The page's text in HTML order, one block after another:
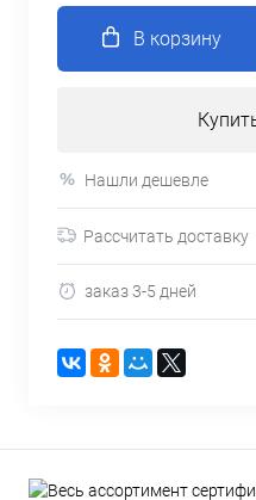
В корзину
Нашли дешевле
Рассчитать доставку
заказ 3-5 дней